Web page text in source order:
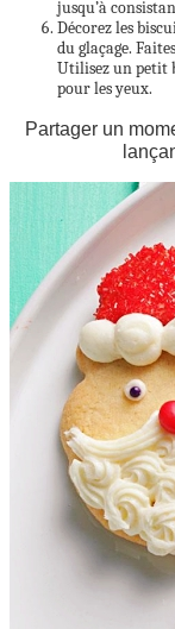
jusqu’à
Décorez les
du glaçage.
Utilisez un petit
pour les yeux.
Partager un